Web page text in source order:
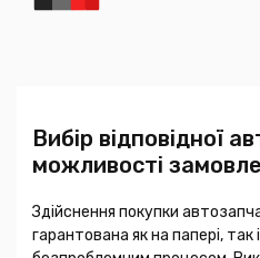
Вибір відповідної
можливості
Здійснення покупки
гарантована як на папері, так